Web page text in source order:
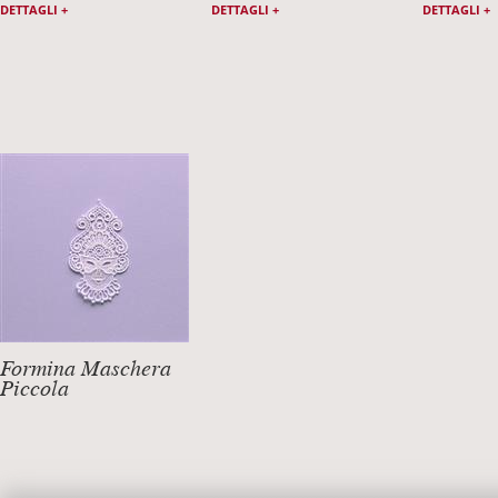
DETTAGLI + DETTAGLI + DETTAGLI +
Formina Maschera
Piccola